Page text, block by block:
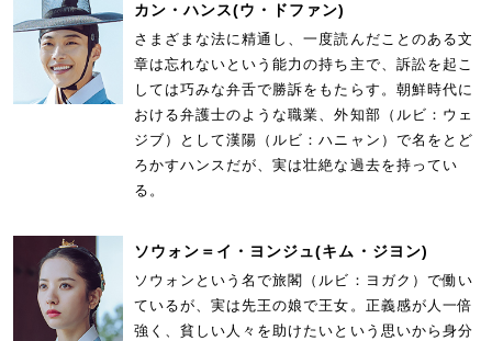
カン・ハンス(ウ・ドファン)
さまざまな法に精通し、一度読んだことのある文
章は忘れないという能力の持ち主で、訴訟を起こ
しては巧みな弁舌で勝訴をもたらす。朝鮮時代に
おける弁護士のような職業、外知部（ルビ：ウェ
ジブ）として漢陽（ルビ：ハニャン）で名をとど
ろかすハンスだが、実は壮絶な過去を持ってい
る。
ソウォン＝イ・ヨンジュ(キム・ジヨン)
ソウォンという名で旅閣（ルビ：ヨガク）で働い
ているが、実は先王の娘で王女。正義感が人一倍
強く、貧しい人々を助けたいという思いから身分